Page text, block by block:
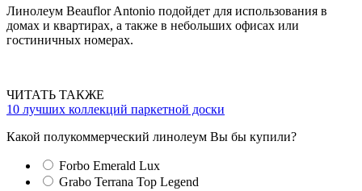
Линолеум Beauflor Antonio подойдет для использования в
домах и квартирах, а также в небольших офисах или
гостиничных номерах.
ЧИТАТЬ ТАКЖЕ
10 лучших коллекций паркетной доски
Какой полукоммерческий линолеум Вы бы купили?
Forbo Emerald Lux
Grabo Terrana Top Legend